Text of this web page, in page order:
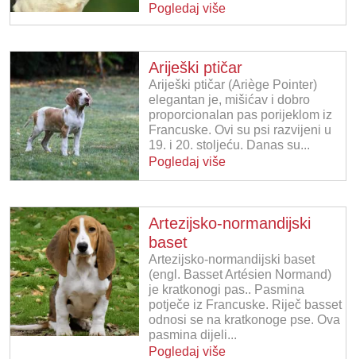
Pogledaj više
Ariješki ptičar
Ariješki ptičar (Ariège Pointer)
elegantan je, mišićav i dobro
proporcionalan pas porijeklom iz
Francuske. Ovi su psi razvijeni u
19. i 20. stoljeću. Danas su...
Pogledaj više
Artezijsko-normandijski
baset
Artezijsko-normandijski baset
(engl. Basset Artésien Normand)
je kratkonogi pas.. Pasmina
potječe iz Francuske. Riječ basset
odnosi se na kratkonoge pse. Ova
pasmina dijeli...
Pogledaj više